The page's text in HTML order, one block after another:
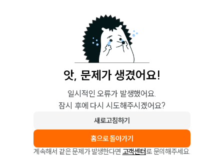
앗, 문제가 생겼어요!
일시적인 오류가 발생했어요.
잠시 후에 다시 시도해주시겠어요?
새로고침하기
홈으로 돌아가기
계속해서 같은 문제가 발생한다면 고객센터로 문의해주세요.